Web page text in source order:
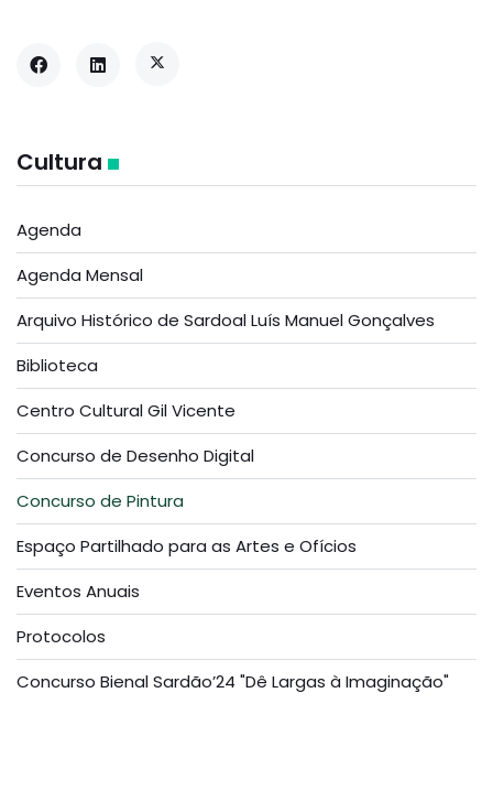
Cultura
Agenda
Agenda Mensal
Arquivo Histórico de Sardoal Luís Manuel Gonçalves
Biblioteca
Centro Cultural Gil Vicente
Concurso de Desenho Digital
Concurso de Pintura
Espaço Partilhado para as Artes e Ofícios
Eventos Anuais
Protocolos
Concurso Bienal Sardão’24 "Dê Largas à Imaginação"